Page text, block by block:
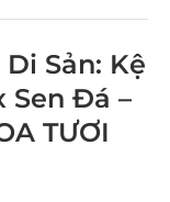
Sản: Kệ
Sen Đá –
TƯƠI